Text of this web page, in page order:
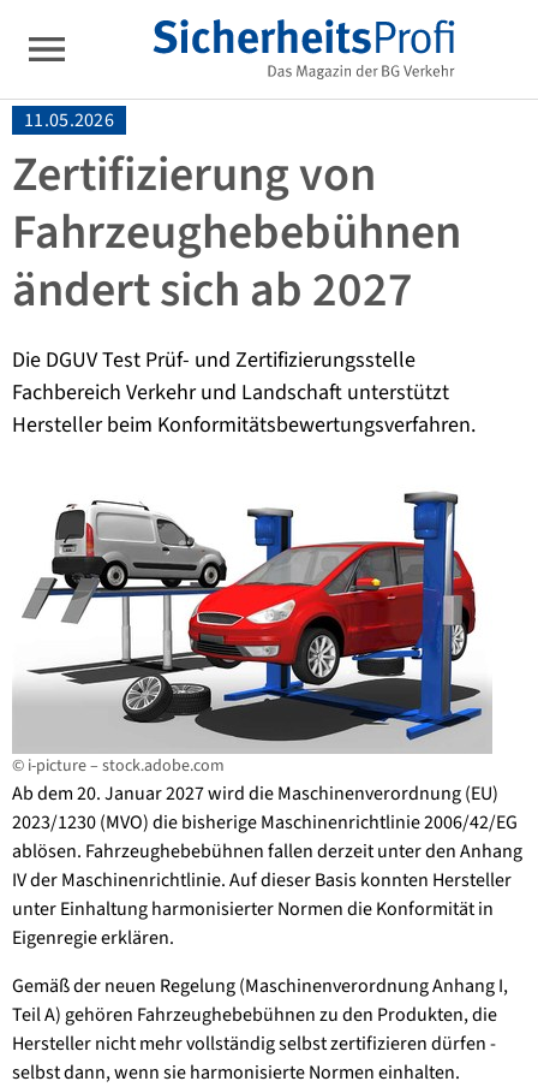
11.05.2026
Zertifizierung von
Fahrzeughebebühnen
ändert sich ab 2027
Die DGUV Test Prüf- und Zertifizierungsstelle
Fachbereich Verkehr und Landschaft unterstützt
Hersteller beim Konformitätsbewertungsverfahren.
© i-picture – stock.adobe.com
Ab dem 20. Januar 2027 wird die Maschinenverordnung (EU)
2023/1230 (MVO) die bisherige Maschinenrichtlinie 2006/42/EG
ablösen. Fahrzeughebebühnen fallen derzeit unter den Anhang
IV der Maschinenrichtlinie. Auf dieser Basis konnten Hersteller
unter Einhaltung harmonisierter Normen die Konformität in
Eigenregie erklären.
Gemäß der neuen Regelung (Maschinenverordnung Anhang I,
Teil A) gehören Fahrzeughebebühnen zu den Produkten, die
Hersteller nicht mehr vollständig selbst zertifizieren dürfen -
selbst dann, wenn sie harmonisierte Normen einhalten.